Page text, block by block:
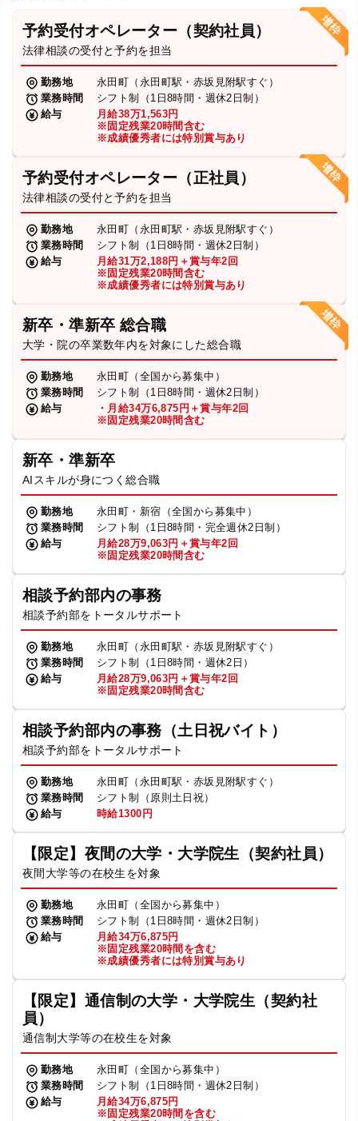
予約受付オペレーター（契約社員）
法律相談の受付と予約を担当
勤務地
永田町（永田町駅・赤坂見附駅すぐ）
業務時間
シフト制（1日8時間・週休2日制）
給与
月給38万1,563円
※固定残業20時間含む
※成績優秀者には特別賞与あり
予約受付オペレーター（正社員）
法律相談の受付と予約を担当
勤務地
永田町（永田町駅・赤坂見附駅すぐ）
業務時間
シフト制（1日8時間・週休2日制）
給与
月給31万2,188円＋賞与年2回
※固定残業20時間含む
※成績優秀者には特別賞与あり
新卒・準新卒 総合職
大学・院の卒業数年内を対象にした総合職
勤務地
永田町（全国から募集中）
業務時間
シフト制（1日8時間・週休2日制）
給与
・月給34万6,875円＋賞与年2回
※固定残業20時間含む
新卒・準新卒
AIスキルが身につく総合職
勤務地
永田町・新宿（全国から募集中）
業務時間
シフト制（1日8時間・完全週休2日制）
給与
月給28万9,063円＋賞与年2回
※固定残業20時間含む
相談予約部内の事務
相談予約部をトータルサポート
勤務地
永田町（永田町駅・赤坂見附駅すぐ）
業務時間
シフト制（1日8時間・週休2日）
給与
月給28万9,063円＋賞与年2回
※固定残業20時間含む
相談予約部内の事務（土日祝バイト）
相談予約部をトータルサポート
勤務地
永田町（永田町駅・赤坂見附駅すぐ）
業務時間
シフト制（原則土日祝）
給与
時給1300円
【限定】夜間の大学・大学院生（契約社員）
夜間大学等の在校生を対象
勤務地
永田町（全国から募集中）
業務時間
シフト制（1日8時間・週休2日制）
給与
月給34万6,875円
※固定残業20時間を含む
※成績優秀者には特別賞与あり
【限定】通信制の大学・大学院生（契約社
員）
通信制大学等の在校生を対象
勤務地
永田町（全国から募集中）
業務時間
シフト制（1日8時間・週休2日制）
給与
月給34万6,875円
※固定残業20時間を含む